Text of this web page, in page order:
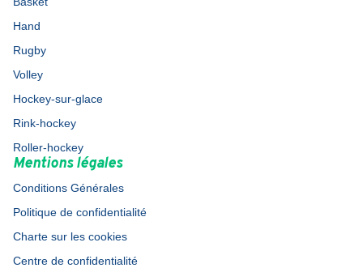
Hand
Rugby
Volley
Hockey-sur-glace
Rink-hockey
Roller-hockey
Mentions légales
Conditions Générales
Politique de confidentialité
Charte sur les cookies
Centre de confidentialité